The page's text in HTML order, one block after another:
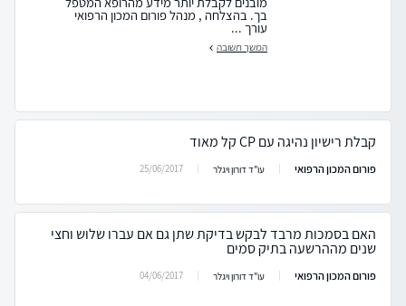
בך. בהצלחה , מנהל פורום המכון הרפואי
עורך ...
המשך תשובה
קבלת רישיון נהיגה עם CP קל מאוד
פורום המכון הרפואי עו"ד דורון ויגלר 25/06/2017
האם בסמכות מרבד לבקש בדיקת שתן גם אם עברו שלוש וחצי
שנים מההרשעה בתיק סמים
פורום המכון הרפואי עו"ד דורון ויגלר 04/06/2017